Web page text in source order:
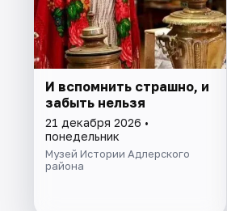
И вспомнить страшно, и
забыть нельзя
21 декабря 2026 •
понедельник
Музей Истории Адлерского
района